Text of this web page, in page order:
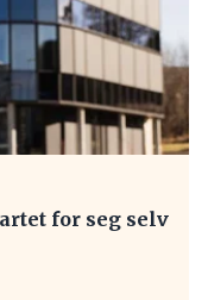
for seg selv